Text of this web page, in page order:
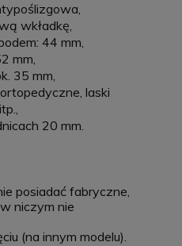
wkładkę,
44 mm,
mm,
35 mm,
laski
20 mm.
posiadać fabryczne,
niczym nie
(na innym modelu).